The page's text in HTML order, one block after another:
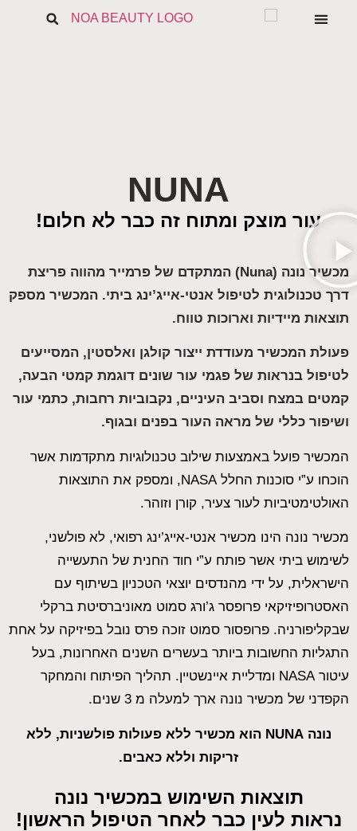
זום (הגדלה)
remove_circle_outline הקטנת גופן
add_circle_outline הגדלת גופן
spellcheck
brightness_high ניגודיות בהירה
brightness_low ניגודיות כהה
font_download
לאפס
את
כל
cached
NUNA
עור מוצק ומתוח זה כבר לא חלום!
מכשיר נונה (Nuna) המתקדם של פרמייר מהווה פריצת
דרך טכנולוגית לטיפול אנטי-אייג’ינג ביתי. המכשיר מספק
תוצאות מיידיות וארוכות טווח.
פעולת המכשיר מעודדת ייצור קולגן ואלסטין, המסייעים
לטיפול בנראות של פגמי עור שונים דוגמת קמטי הבעה,
קמטים במצח וסביב העיניים, נקבוביות רחבות, כתמי עור
ושיפור כללי של מראה העור בפנים ובגוף.
המכשיר פועל באמצעות שילוב טכנולוגיות מתקדמות אשר
הוכחו ע”י סוכנות החלל NASA, ומספק את התוצאות
האולטימטיביות לעור צעיר, קורן וזוהר.
מכשיר נונה הינו מכשיר אנטי-אייג’ינג רפואי, לא פולשני,
לשימוש ביתי אשר פותח ע”י חוד החנית של התעשייה
הישראלית, על ידי מהנדסים יוצאי הטכניון בשיתוף עם
האסטרופיזיקאי פרופסר ג’ורג סמוט מאוניברסיטת ברקלי
שבקליפורניה. פרופסור סמוט זוכה פרס נובל בפיזיקה על אחת
התגליות החשובות ביותר בעשרים השנים האחרונות, בעל
עיטור NASA ומדליית איינשטיין. תהליך הפיתוח והמחקר
הקפדני של מכשיר נונה ארך למעלה מ 3 שנים.
נונה NUNA הוא מכשיר ללא פעולות פולשניות, ללא
זריקות וללא כאבים.
תוצאות השימוש במכשיר נונה
נראות לעין כבר לאחר הטיפול הראשון!